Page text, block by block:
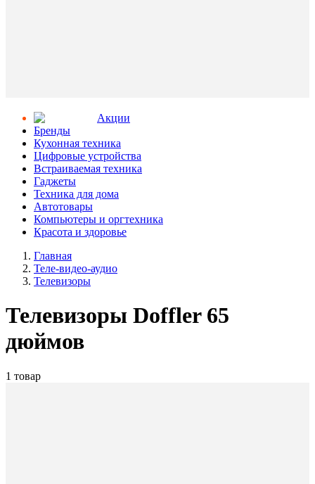
Aкции
Бренды
Кухонная техника
Цифровые устройства
Встраиваемая техника
Гаджеты
Техника для дома
Автотовары
Компьютеры и оргтехника
Красота и здоровье
Главная
Теле-видео-аудио
Телевизоры
Телевизоры Doffler 65
дюймов
1 товар